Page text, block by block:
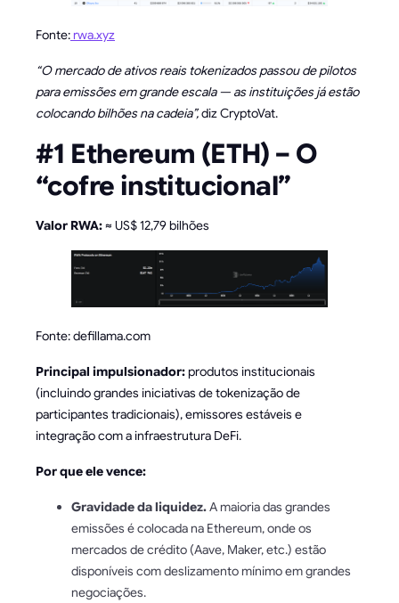
Fonte:rwa.xyz
“O mercado de ativos reais tokenizados passou de pilotos
para emissões em grande escala — as instituições já estão
colocando bilhões na cadeia”,diz CryptoVat.
#1 Ethereum (ETH) – O
“cofre institucional”
Valor RWA:≈ US$ 12,79 bilhões
Fonte: defillama.com
Principal impulsionador:produtos institucionais
(incluindo grandes iniciativas de tokenização de
participantes tradicionais), emissores estáveis e
integração com a infraestrutura DeFi.
Por que ele vence:
Gravidade da liquidez.A maioria das grandes
emissões é colocada na Ethereum, onde os
mercados de crédito (Aave, Maker, etc.) estão
disponíveis com deslizamento mínimo em grandes
negociações.